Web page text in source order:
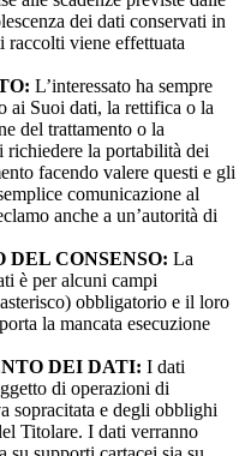
dei dati conservati in
raccolti viene effettuata
L’interessato ha sempre
ai Suoi dati, la rettifica o la
del trattamento o la
la portabilità dei
facendo valere questi e gli
comunicazione al
anche a un’autorità di
CONSENSO: La
è per alcuni campi
obbligatorio e il loro
la mancata esecuzione
DEI DATI: I dati
di operazioni di
sopracitata e degli obblighi
Titolare. I dati verranno